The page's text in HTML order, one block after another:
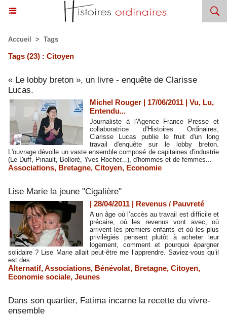
Accueil > Tags
Tags (23) : Citoyen
« Le lobby breton », un livre - enquête de Clarisse
Lucas.
Michel Rouger | 17/06/2011 | Vu, Lu,
Entendu...
Journaliste à l'Agence France Presse et
collaboratrice d'Histoires Ordinaires,
Clarisse Lucas publie le fruit d'un long
travail d'enquête sur le lobby breton.
L'ouvrage dévoile un vaste ensemble composé de capitaines d'industrie
(Le Duff, Pinault, Bolloré, Yves Rocher...), d'hommes et de femmes...
Associations, Bretagne, Citoyen, Economie
Lise Marie la jeune "Cigalière"
| 28/04/2011 | Revenus / Pauvreté
A un âge où l’accès au travail est difficile et
précaire, où les revenus vont avec, où
arrivent les premiers enfants et où les plus
privilégiés pensent plutôt à acheter leur
logement, comment et pourquoi épargner
solidaire ? Lise Marie allait peut-être me l’apprendre. Saviez-vous qu’il
est des...
Alternatif,Associations, Bénévolat, Bretagne, Citoyen,
Economie sociale, Jeunes
Dans son quartier, Fatima incarne la recette du vivre-
ensemble